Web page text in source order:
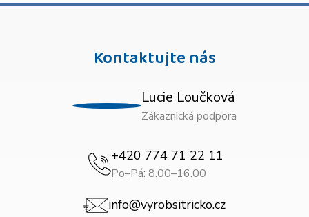
Kontaktujte nás
Lucie Loučková
Zákaznická podpora
+420 774 71 22 11
Po–Pá: 8.00–16.00
info@vyrobsitricko.cz